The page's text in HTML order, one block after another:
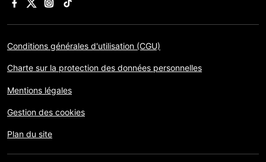
Conditions générales d'utilisation (CGU)
Charte sur la protection des données personnelles
Mentions légales
Gestion des cookies
Plan du site